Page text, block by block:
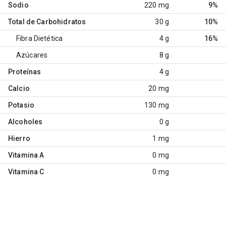
Sodio 220 mg 9%
Total de Carbohidratos 30 g 10%
Fibra Dietética 4 g 16%
Azúcares 8 g
Proteínas 4 g
Calcio 20 mg
Potasio 130 mg
Alcoholes 0 g
Hierro 1 mg
Vitamina A 0 mg
Vitamina C 0 mg